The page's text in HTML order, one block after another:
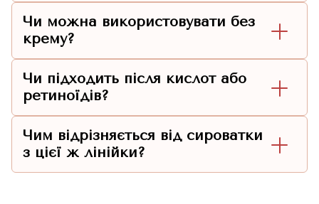
Чи можна використовувати без
крему?
Чи підходить після кислот або
ретиноїдів?
Чим відрізняється від сироватки
з цієї ж лінійки?